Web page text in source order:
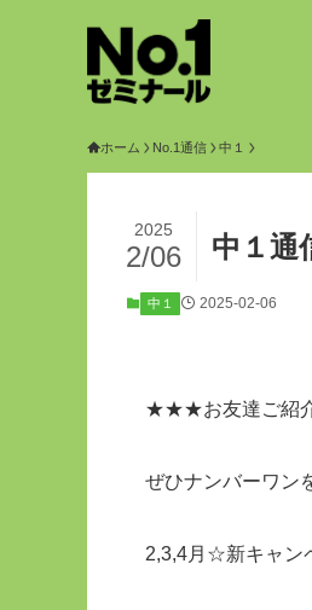
ホーム No.1通信 中１
中１通
2025
2/06
中１ 2025-02-06
★★★お友達ご
ぜひナンバーワン
2,3,4月☆新キャン